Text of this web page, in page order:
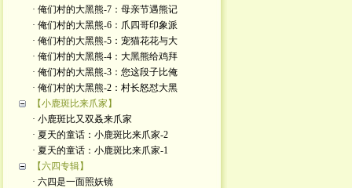
· 俺们村的大黑熊-7：母亲节遇熊记
· 俺们村的大黑熊-6：爪四哥印象派
· 俺们村的大黑熊-5：宠猫花花与大
· 俺们村的大黑熊-4：大黑熊给鸡拜
· 俺们村的大黑熊-3：您这段子比俺
· 俺们村的大黑熊-2：村长怒怼大黑
【小鹿斑比来爪家】
· 小鹿斑比又双叒来爪家
· 夏天的童话：小鹿斑比来爪家-2
· 夏天的童话：小鹿斑比来爪家-1
【六四专辑】
· 六四是一面照妖镜